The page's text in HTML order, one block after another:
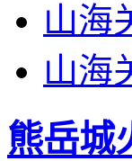
山海
山海
熊岳城